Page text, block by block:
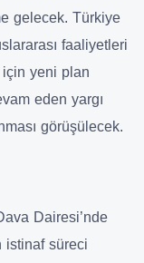
gelecek. Türkiye
faaliyetleri
için yeni plan
eden yargı
görüşülecek.
Dairesi’nde
istinaf süreci